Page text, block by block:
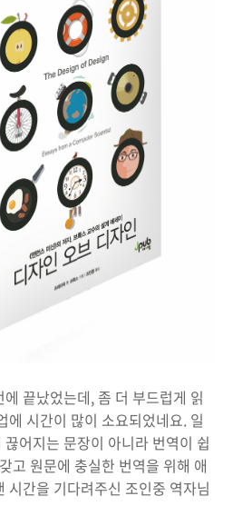
끝났었는데, 좀 더 부드럽게 읽
에 시간이 많이 소요되었네요. 일
어지는 문장이 아니라 번역이 쉽
고 원문에 충실한 번역을 위해 애
시간을 기다려주신 조인중 역자님